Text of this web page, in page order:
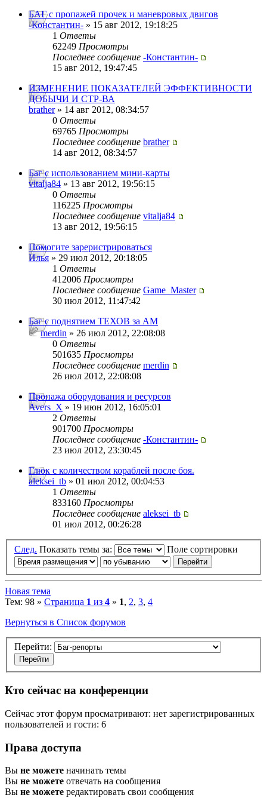
БАГ с пропажей прочек и маневровых двигов
-Константин- » 15 авг 2012, 19:18:25
1 Ответы
62249 Просмотры
Последнее сообщение -Константин-
15 авг 2012, 19:47:45
ИЗМЕНЕНИЕ ПОКАЗАТЕЛЕЙ ЭФФЕКТИВНОСТИ
ДОБЫЧИ И СТР-ВА
brather» 14 авг 2012, 08:34:57
0 Ответы
69765 Просмотры
Последнее сообщение brather
14 авг 2012, 08:34:57
Баг с использованием мини-карты
vitalja84 » 13 авг 2012, 19:56:15
0 Ответы
116225 Просмотры
Последнее сообщение vitalja84
13 авг 2012, 19:56:15
Помогите зареристрироваться
Илья » 29 июл 2012, 20:18:05
1 Ответы
412006 Просмотры
Последнее сообщение Game_Master
30 июл 2012, 11:47:42
Баг с поднятием ТЕХОВ за АМ
merdin » 26 июл 2012, 22:08:08
0 Ответы
501635 Просмотры
Последнее сообщение merdin
26 июл 2012, 22:08:08
Пропажа оборудования и ресурсов
Avers_X » 19 июн 2012, 16:05:01
2 Ответы
901700 Просмотры
Последнее сообщение -Константин-
23 июл 2012, 23:30:45
Глюк с количеством кораблей после боя.
aleksei_tb » 01 июл 2012, 00:04:53
1 Ответы
833160 Просмотры
Последнее сообщение aleksei_tb
01 июл 2012, 00:26:28
След. Показать темы за: Поле сортировки
Новая тема
Тем: 98 » Страница 1 из 4 » 1, 2, 3, 4
Вернуться в Список форумов
Перейти:
Кто сейчас на конференции
Сейчас этот форум просматривают: нет зарегистрированных
пользователей и гости: 6
Права доступа
Вы не можете начинать темы
Вы не можете отвечать на сообщения
Вы не можете редактировать свои сообщения